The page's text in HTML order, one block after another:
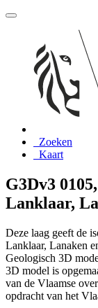
Zoeken
Kaart
G3Dv3
Lanklaar,
Deze laag geeft de
Lanklaar, Lanaken
Geologisch 3D
3D model is
van de Vlaamse
opdracht van het